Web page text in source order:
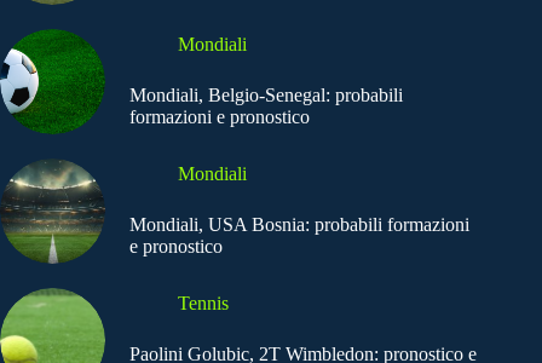
Mondiali
Mondiali, Belgio-Senegal: probabili
formazioni e pronostico
Mondiali
Mondiali, USA Bosnia: probabili formazioni
e pronostico
Tennis
Paolini Golubic, 2T Wimbledon: pronostico e